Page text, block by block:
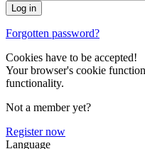
Forgotten password?
Cookies have to be accepted!
Your browser's cookie
functionality.
Not a member yet?
Register now
Language